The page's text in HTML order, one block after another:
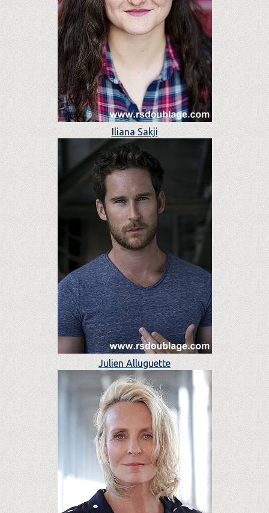
Iliana Sakji
Julien Alluguette